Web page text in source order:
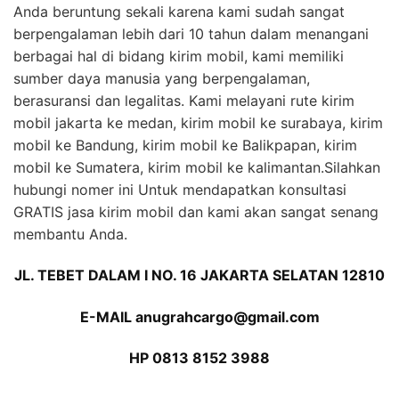
Anda beruntung sekali karena kami sudah sangat
berpengalaman lebih dari 10 tahun dalam menangani
berbagai hal di bidang kirim mobil, kami memiliki
sumber daya manusia yang berpengalaman,
berasuransi dan legalitas. Kami melayani rute kirim
mobil jakarta ke medan, kirim mobil ke surabaya, kirim
mobil ke Bandung, kirim mobil ke Balikpapan, kirim
mobil ke Sumatera, kirim mobil ke kalimantan.Silahkan
hubungi nomer ini Untuk mendapatkan konsultasi
GRATIS jasa kirim mobil dan kami akan sangat senang
membantu Anda.
JL. TEBET DALAM I NO. 16 JAKARTA SELATAN 12810
E-MAIL anugrahcargo@gmail.com
HP 0813 8152 3988